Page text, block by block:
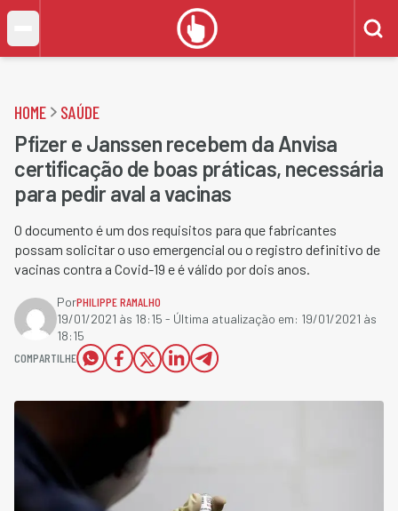
HOME SAÚDE
Pfizer e Janssen recebem da Anvisa
certificação de boas práticas, necessária
para pedir aval a vacinas
O documento é um dos requisitos para que fabricantes
possam solicitar o uso emergencial ou o registro definitivo de
vacinas contra a Covid-19 e é válido por dois anos.
PorPHILIPPE RAMALHO
19/01/2021 às 18:15 - Última atualização em: 19/01/2021 às
18:15
COMPARTILHE